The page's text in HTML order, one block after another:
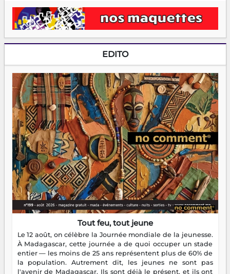
EDITO
Tout feu, tout jeune
Le 12 août, on célèbre la Journée mondiale de la jeunesse.
À Madagascar, cette journée a de quoi occuper un stade
entier — les moins de 25 ans représentent plus de 60% de
la population. Autrement dit, les jeunes ne sont pas
l'avenir de Madagascar. Ils sont déjà le présent, et ils ont